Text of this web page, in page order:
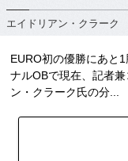
エイドリアン・クラーク
EURO初の優勝にあと
ナルOBで現在、記者
ン・クラーク氏の分...